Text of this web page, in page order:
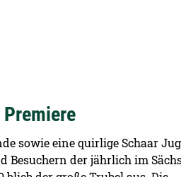
sowie eine quirlige Schaar
Besuchern der jährlich im